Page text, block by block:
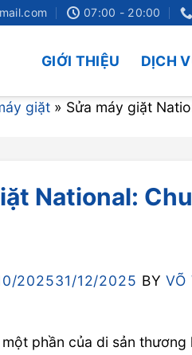
07:00 - 20:00
GIỚI THIỆU DỊCH
giặt » Sửa máy giặt
National:
202531/12/2025 BYVÕ
phần của di sản